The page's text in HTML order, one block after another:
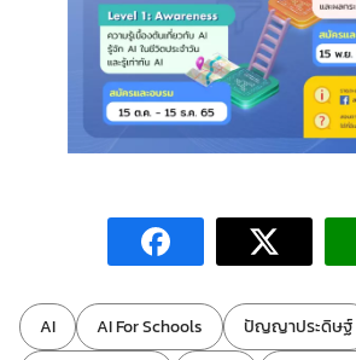
ป้ายกำกับ:
AI AI For Schools
ปัญญาประดิษฐ์